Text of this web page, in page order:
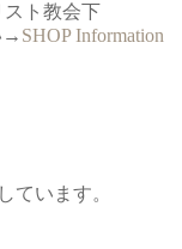
スト教会下
→ SHOP Information
ています。